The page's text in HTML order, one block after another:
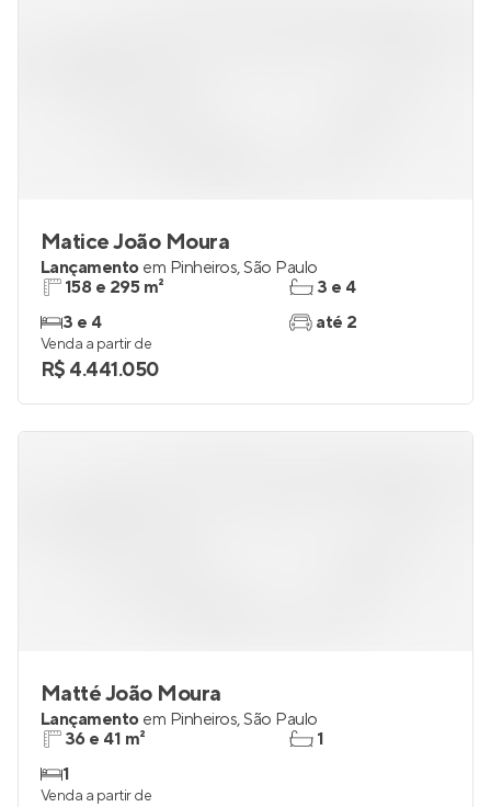
Matice João Moura
Lançamento em Pinheiros,São Paulo
158 e 295 m²
3 e 4
3 e 4
até 2
Venda a partir de
R$ 4.441.050
Matté João Moura
Lançamento em Pinheiros,São Paulo
36 e 41 m²
1
1
Venda a partir de